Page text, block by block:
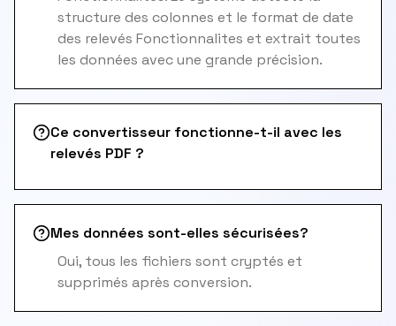
structure des colonnes et le format de date
des relevés Fonctionnalites et extrait toutes
les données avec une grande précision.
Ce convertisseur fonctionne-t-il avec les
relevés PDF ?
Mes données sont-elles sécurisées?
Oui, tous les fichiers sont cryptés et
supprimés après conversion.